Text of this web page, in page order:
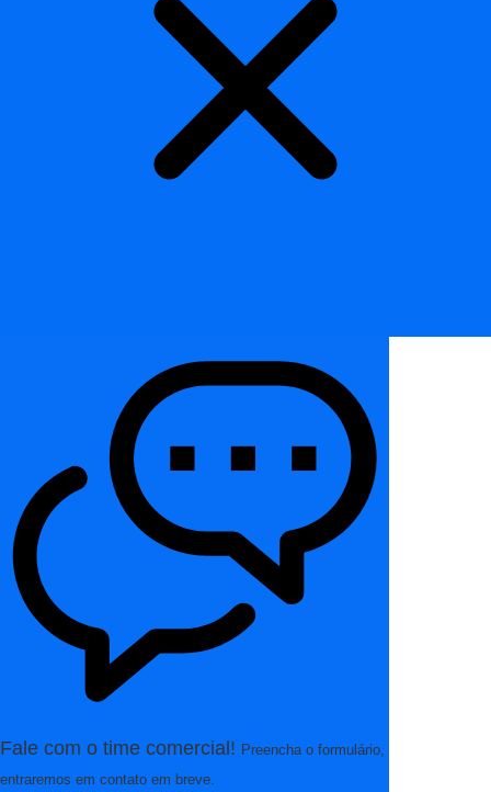
Fale com o time comercial! Preencha o formulário,
entraremos em contato em breve.